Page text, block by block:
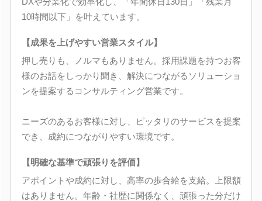
10時間以下」を叶えています。
【成果を上げやすい営業スタイル】
押し売りも、ノルマもありません。採用課題を持つお客
様のお話をしっかり聞き、解決につながるソリューショ
ンを提案するコンサルティング営業です。
ニーズのあるお客様に対し、ピッタリのサービスを提案
でき、成約につながりやすい環境です。
【明確な基準で頑張りを評価】
アポイントや成約に対し、高率の歩合給を支給。上限額
はありません。年齢・社歴に関係なく、頑張った分だけ